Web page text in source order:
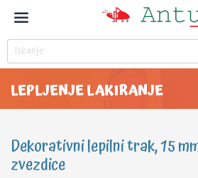
LEPLJENJE LAKIRANJE
Dekorativni lepilni trak, 15
zvezdice